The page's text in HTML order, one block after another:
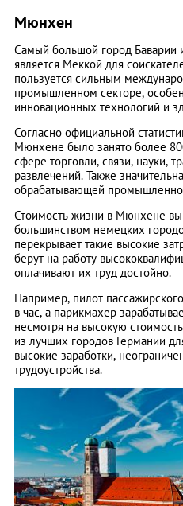
Мюнхен
Самый большой город
является Меккой для
пользуется сильным
промышленном секторе,
инновационных технологий и
Согласно официальной
Мюнхене было занято более
сфере торговли, связи, науки,
развлечений. Также
обрабатывающей
Стоимость жизни в Мюнхене
большинством немецких
перекрывает такие высокие
берут на работу
оплачивают их труд достойно.
Например, пилот
в час, а парикмахер
несмотря на высокую
из лучших городов Германии
высокие заработки,
трудоустройства.